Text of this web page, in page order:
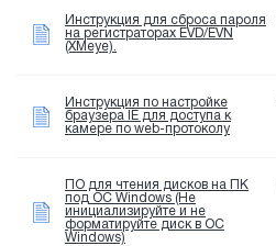
Инструкция для сброса пароля
на регистраторах EVD/EVN
(XMeye).
Инструкция по настройке
браузера IE для доступа к
камере по web-протоколу
ПО для чтения дисков на ПК
под OC Windows (Не
инициализируйте и не
форматируйте диск в OC
Windows)